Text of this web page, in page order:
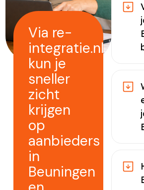
Via re-
integratie.nl
kun je
sneller
zicht
krijgen
op
aanbieders
in
Beuningen